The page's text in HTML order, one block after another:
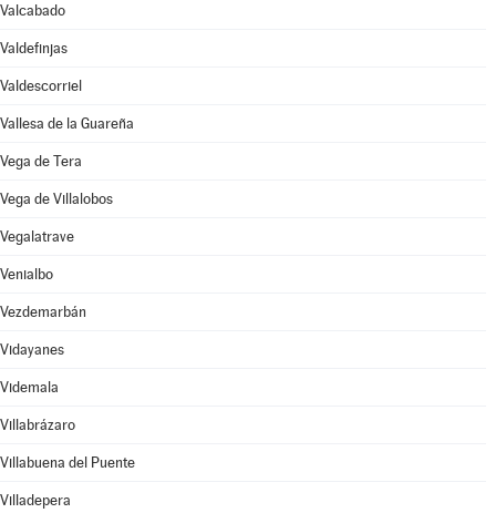
Valcabado
Valdefinjas
Valdescorriel
Vallesa de la Guareña
Vega de Tera
Vega de Villalobos
Vegalatrave
Venialbo
Vezdemarbán
Vidayanes
Videmala
Villabrázaro
Villabuena del Puente
Villadepera